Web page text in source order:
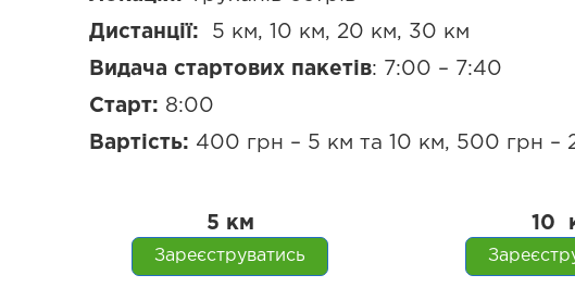
Дистанції: 5 км, 10 км, 20 км, 30 км
Видача стартових пакетів: 7:00 – 7:40
Старт: 8:00
Вартість: 400 грн – 5 км та 10 км, 500 грн –
5 км
Зареєструватись
10